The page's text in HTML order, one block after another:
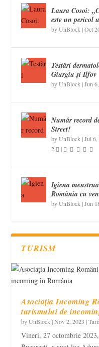
Laura Cosoi:
este un pericol
byUnBlock |Oct
Testări
Giurgiu și Ilfov
byUnBlock |Jun
Număr record
Street!
byUnBlock |Jul 6,
2
|
Igiena
România cu
byUnBlock |Jun
TURISM
Asociația Incoming
turismului de
byUnBlock |Nov 2, 2023 |
Vineri, 27 octombrie